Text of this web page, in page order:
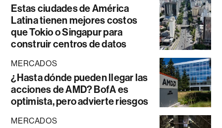
Estas ciudades de América
Latina tienen mejores costos
que Tokio o Singapur para
construir centros de datos
MERCADOS
¿Hasta dónde pueden llegar las
acciones de AMD? BofA es
optimista, pero advierte riesgos
MERCADOS